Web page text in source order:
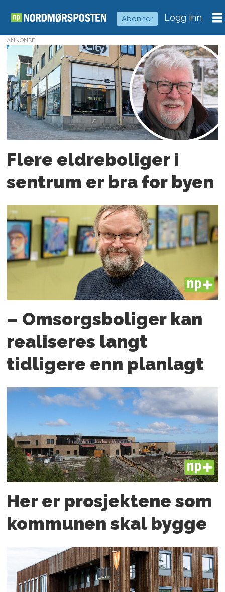
Abonner Logg inn
Tag:
omsorgsboliger
ANNONSE
Flere eldre­boliger i
sentrum er bra for byen
PLUS
– Omsorgsboliger kan
realiseres langt
tidligere enn planlagt
PLUS
Her er prosjektene som
kommunen skal bygge